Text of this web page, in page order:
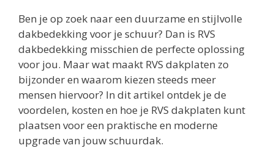
Ben je op zoek naar een duurzame en stijlvolle
dakbedekking voor je schuur? Dan is RVS
dakbedekking misschien de perfecte oplossing
voor jou. Maar wat maakt RVS dakplaten zo
bijzonder en waarom kiezen steeds meer
mensen hiervoor? In dit artikel ontdek je de
voordelen, kosten en hoe je RVS dakplaten kunt
plaatsen voor een praktische en moderne
upgrade van jouw schuurdak.